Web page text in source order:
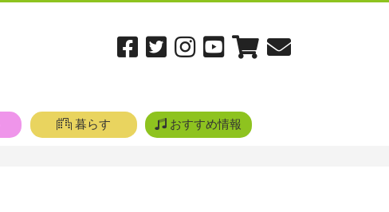
暮らす おすすめ情報